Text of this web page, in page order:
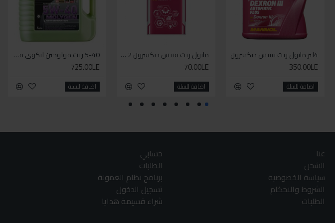
4لتر مانول زيت فتيس ديكسرون
350.00LE
اضافة للسلة
مانول زيت فتيس ديكسرون 2 لتر واحد
70.00LE
اضافة للسلة
5-40 زيت مولوجين ليكوي مولي اخضر
725.00LE
اضافة للسلة
عنا
الشحن
سياسة الخصوصية
الشروط والاحكام
الطلبات
حسابي
الطلبات
برنامج نظام العمولة
تسجيل الدخول
شراء قسيمة هدايا